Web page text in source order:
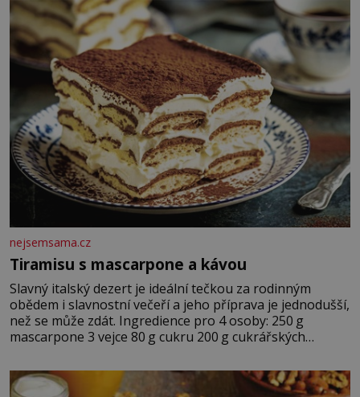
nejsemsama.cz
Tiramisu s mascarpone a kávou
Slavný italský dezert je ideální tečkou za rodinným
obědem i slavnostní večeří a jeho příprava je jednodušší,
než se může zdát. Ingredience pro 4 osoby: 250 g
mascarpone 3 vejce 80 g cukru 200 g cukrářských
posypání Postup: Oddělte žloutky od bílků. Žloutky
vyšlehejte s cukrem do světlé pěny a postupně do nich